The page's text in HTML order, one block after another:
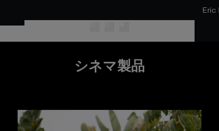
Eric
シネマ製品